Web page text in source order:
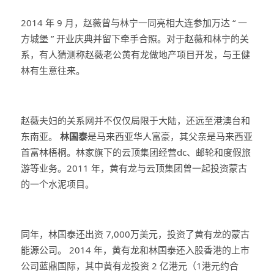
2014 年 9 月，赵薇曾与林宁一同亮相大连参加万达 “ 一
方城堡 ” 开业庆典并留下牵手合照。对于赵薇和林宁的关
系，有人猜测称赵薇老公黄有龙做地产项目开发，与王健
林有生意往来。
赵薇夫妇的关系网并不仅仅局限于大陆，还远至港澳台和
东南亚。 林国泰是马来西亚华人富豪，其父亲是马来西亚
首富林梧桐。林家旗下的云顶集团经营dc、邮轮和度假旅
游等业务。2011 年，黄有龙与云顶集团曾一起投资蒙古
的一个水泥项目。
同年，林国泰还出资 7,000万美元，投资了黄有龙的蒙古
能源公司。 2014 年，黄有龙和林国泰还入股香港的上市
公司蓝鼎国际，其中黄有龙投资 2 亿港元（1港元约合